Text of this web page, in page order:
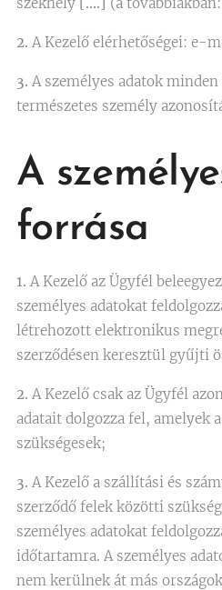
2. A Kezelő elérhetőségei: e-
3. A személyes adatok
természetes személy
A
forrása
1. A Kezelő az Ügyfél
személyes adatokat
létrehozott elektronikus
szerződésen keresztül gyűjti
2. A Kezelő csak az Ügyfél
adatait dolgozza fel, amelyek
szükségesek;
3. A Kezelő a szállítási és
szerződő felek közötti
személyes adatokat
időtartamra. A személyes
nem kerülnek át más